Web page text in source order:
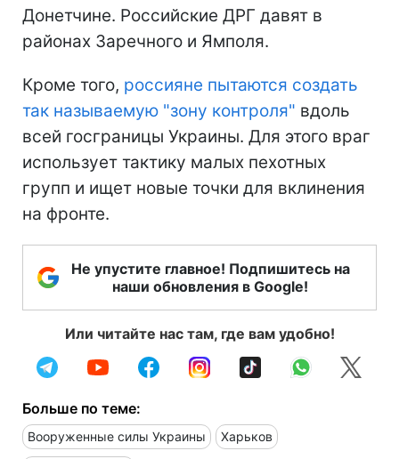
Донетчине. Российские ДРГ давят в
районах Заречного и Ямполя.
Кроме того, россияне пытаются создать
так называемую "зону контроля" вдоль
всей госграницы Украины. Для этого враг
использует тактику малых пехотных
групп и ищет новые точки для вклинения
на фронте.
Не упустите главное! Подпишитесь на
наши обновления в Google!
Или читайте нас там, где вам удобно!
Больше по теме:
Вооруженные силы Украины Харьков